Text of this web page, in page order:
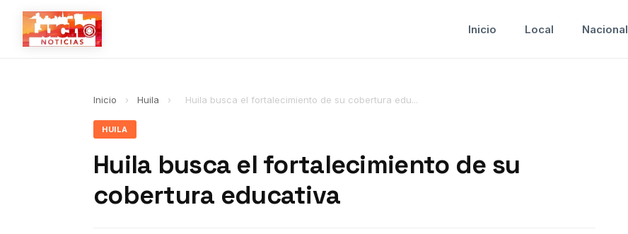
Inicio Local Nacional
Inicio › Huila › Huila busca el fortalecimiento de su cobertura edu...
HUILA
Huila busca el fortalecimiento de su
cobertura educativa